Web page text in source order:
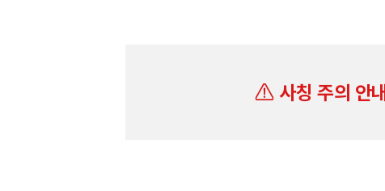
사칭 주의 안내